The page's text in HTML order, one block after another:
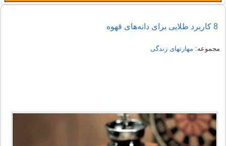
8 کاربرد طلایی برای دانه‌های قهوه
مجموعه: مهارتهای زندگی